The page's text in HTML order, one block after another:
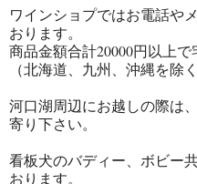
ワインショプではお電話や
おります。
商品金額合計20000円以上で
（北海道、九州、沖縄を除く
河口湖周辺にお越しの際は
寄り下さい。
看板犬のバディー、ボビー
おります。